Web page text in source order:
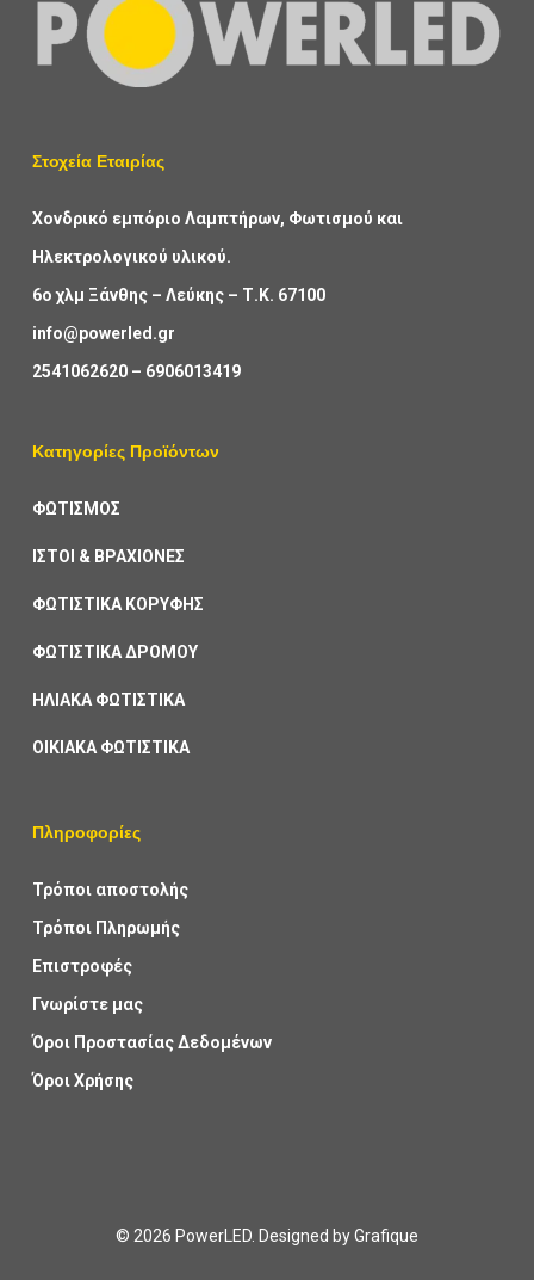
Στοχεία Εταιρίας
Χονδρικό εμπόριο Λαμπτήρων, Φωτισμού και
Ηλεκτρολογικού υλικού.
6ο χλμ Ξάνθης – Λεύκης – Τ.Κ. 67100
info@powerled.gr
2541062620– 6906013419
Κατηγορίες Προϊόντων
ΦΩΤΙΣΜΟΣ
ΙΣΤΟΙ & ΒΡΑΧΙΟΝΕΣ
ΦΩΤΙΣΤΙΚΑ ΚΟΡΥΦΗΣ
ΦΩΤΙΣΤΙΚΑ ΔΡΟΜΟΥ
ΗΛΙΑΚΑ ΦΩΤΙΣΤΙΚΑ
ΟΙΚΙΑΚΑ ΦΩΤΙΣΤΙΚΑ
Πληροφορίες
Τρόποι αποστολής
Τρόποι Πληρωμής
Επιστροφές
Γνωρίστε μας
Όροι Προστασίας Δεδομένων
Όροι Χρήσης
© 2026 PowerLED. Designed byGrafique